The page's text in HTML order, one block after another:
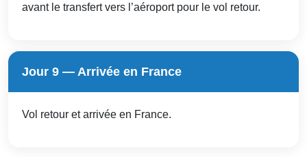
avant le transfert vers l’aéroport pour le vol retour.
Jour 9 — Arrivée en France
Vol retour et arrivée en France.